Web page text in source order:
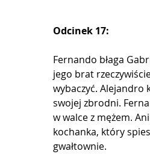
Odcinek 17:
Fernando błaga
jego brat
wybaczyć. Alejandro
swojej zbrodni.
w walce z mężem.
kochanka, który
gwałtownie.